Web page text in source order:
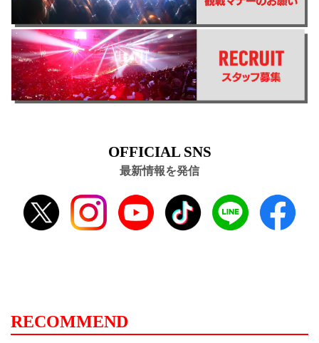
OFFICIAL SNS
最新情報を発信
RECOMMEND